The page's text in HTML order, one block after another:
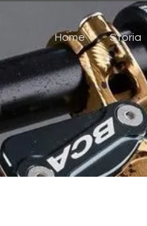
Home Storia